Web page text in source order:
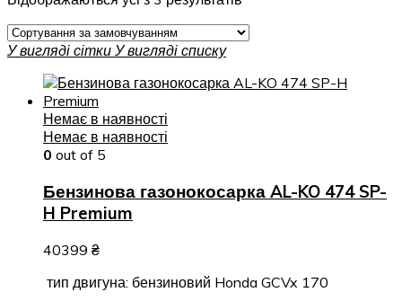
У вигляді сітки У вигляді списку
Немає в наявності
Немає в наявності
0 out of 5
Бензинова газонокосарка AL-KO 474 SP-
H Premium
40399 ₴
тип двигуна: бензиновий Honda GCVx 170